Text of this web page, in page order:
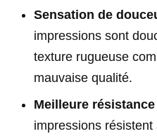
Sensation de
impressions sont
texture rugueuse
mauvaise qualité.
Meilleure
impressions